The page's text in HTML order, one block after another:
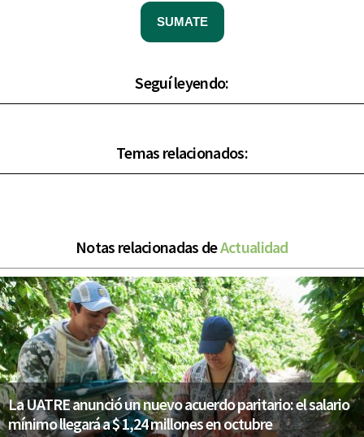
SUMATE
Seguí leyendo:
Temas relacionados:
Notas relacionadas deActualidad
La UATRE anunció un nuevo acuerdo paritario: el salario
mínimo llegará a $ 1,24 millones en octubre